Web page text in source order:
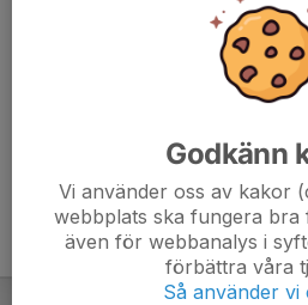
Godkänn
Vi använder oss av kakor
webbplats ska fungera bra
även för webbanalys i
förbättra våra
Så använder vi